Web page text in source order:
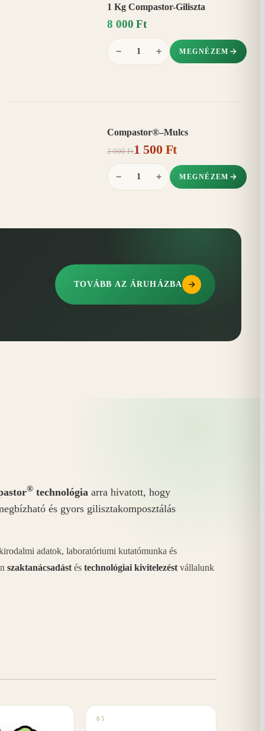
1 Kg Compastor-Giliszta
8 000 Ft
− + MEGNÉZEM
Compastor®–Mulcs
2 000 Ft1 500 Ft
− + MEGNÉZEM
TOVÁBB AZ ÁRUHÁZBA
® technológia arra hivatott, hogy
és gyors gilisztakomposztálás
adatok, laboratóriumi kutatómunka és
szaktanácsadást és technológiai kivitelezést vállalunk
05